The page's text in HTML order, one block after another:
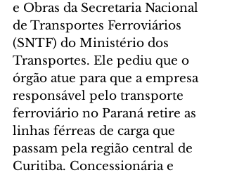
e Obras da Secretaria Nacional
de Transportes Ferroviários
(SNTF) do Ministério dos
Transportes. Ele pediu que o
órgão atue para que a empresa
responsável pelo transporte
ferroviário no Paraná retire as
linhas férreas de carga que
passam pela região central de
Curitiba. Concessionária e